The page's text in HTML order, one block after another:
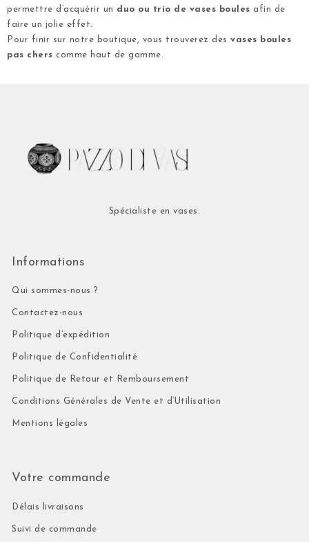
permettre d’acquérir un duo ou trio de vases boules afin de
faire un jolie effet.
Pour finir sur notre boutique, vous trouverez des vases boules
pas chers comme haut de gamme.
Spécialiste en vases.
Informations
Qui sommes-nous ?
Contactez-nous
Politique d’expédition
Politique de Confidentialité
Politique de Retour et Remboursement
Conditions Générales de Vente et d’Utilisation
Mentions légales
Votre commande
Délais livraisons
Suivi de commande